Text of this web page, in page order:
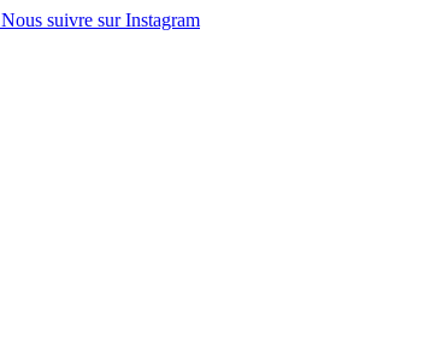
Nous suivre sur Instagram